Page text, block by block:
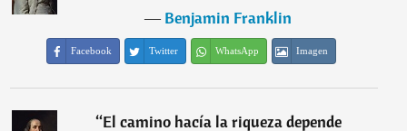
―Benjamin Franklin
Facebook Twitter WhatsApp Imagen
“El camino hacía la riqueza depende